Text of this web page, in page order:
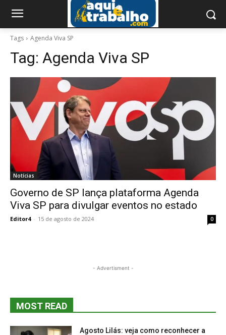
Tags Agenda Viva SP
Tag: Agenda Viva SP
Notícias
Governo de SP lança plataforma Agenda
Viva SP para divulgar eventos no estado
Editor4 - 15 de agosto de 2024 0
- Advertisment -
MOST READ
Agosto Lilás: veja como reconhecer a